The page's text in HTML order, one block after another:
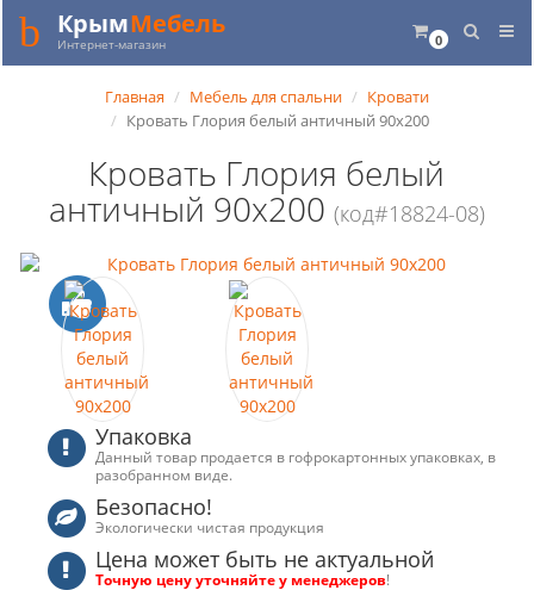
0
КрымМебель
Интернет-магазин
Главная Мебель для спальни
Кровати
Кровать Глория белый античный 90x200
Кровать Глория белый
античный 90x200 (код#18824-08)
Упаковка
Данный товар продается в гофрокартонных упаковках, в
разобранном виде.
Безопасно!
Экологически чистая продукция
Цена может быть не актуальной
Точную цену уточняйте у менеджеров!